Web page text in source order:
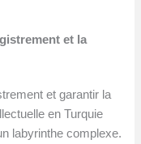
et la
et garantir la
en Turquie
labyrinthe complexe.